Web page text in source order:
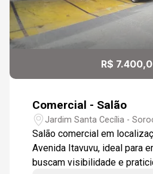
12:00
12:30
13:00
R$
Comercial - Salão
Jardim Santa Cecília -
Salão comercial em
Avenida Itavuvu, ideal para
buscam visibilidade e praticidade.